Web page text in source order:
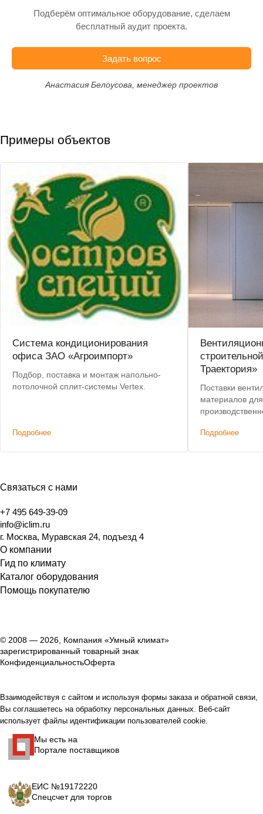
Подберём оптимальное оборудование, сделаем
бесплатный аудит проекта.
Задать вопрос
Анастасия Белоусова, менеджер проектов
Примеры объектов
Система кондиционирования
офиса ЗАО «Агроимпорт»
Подбор, поставка и монтаж напольно-
потолочной сплит-системы Vertex.
Подробнее
Траектория»
Поставки
материалов
Подробнее
Связаться с нами
+7 495 649-39-09
info@iclim.ru
г. Москва, Муравская 24, подъезд 4
О компании
Гид по климату
Каталог оборудования
Помощь покупателю
© 2008 — 2026, Компания «Умный климат»
зарегистрированный товарный знак
КонфиденциальностьОферта
Взаимодействуя с сайтом и используя формы заказа и обратной связи,
Вы соглашаетесь на обработку персональных данных. Веб-сайт
использует файлы идентификации пользователей cookie.
Мы есть на
Портале поставщиков
ЕИС №19172220
Спецсчет для торгов